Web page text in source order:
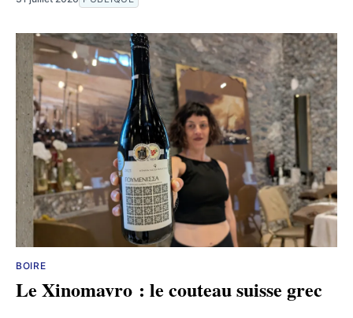
BOIRE
Le Xinomavro : le couteau suisse grec